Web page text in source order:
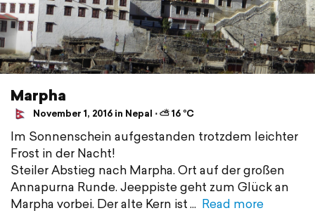
Marpha
November 1, 2016 in Nepal ⋅ ⛅ 16 °C
Im Sonnenschein aufgestanden trotzdem leichter
Frost in der Nacht!
Steiler Abstieg nach Marpha. Ort auf der großen
Annapurna Runde. Jeeppiste geht zum Glück an
Marpha vorbei. Der alte Kern ist
Read more